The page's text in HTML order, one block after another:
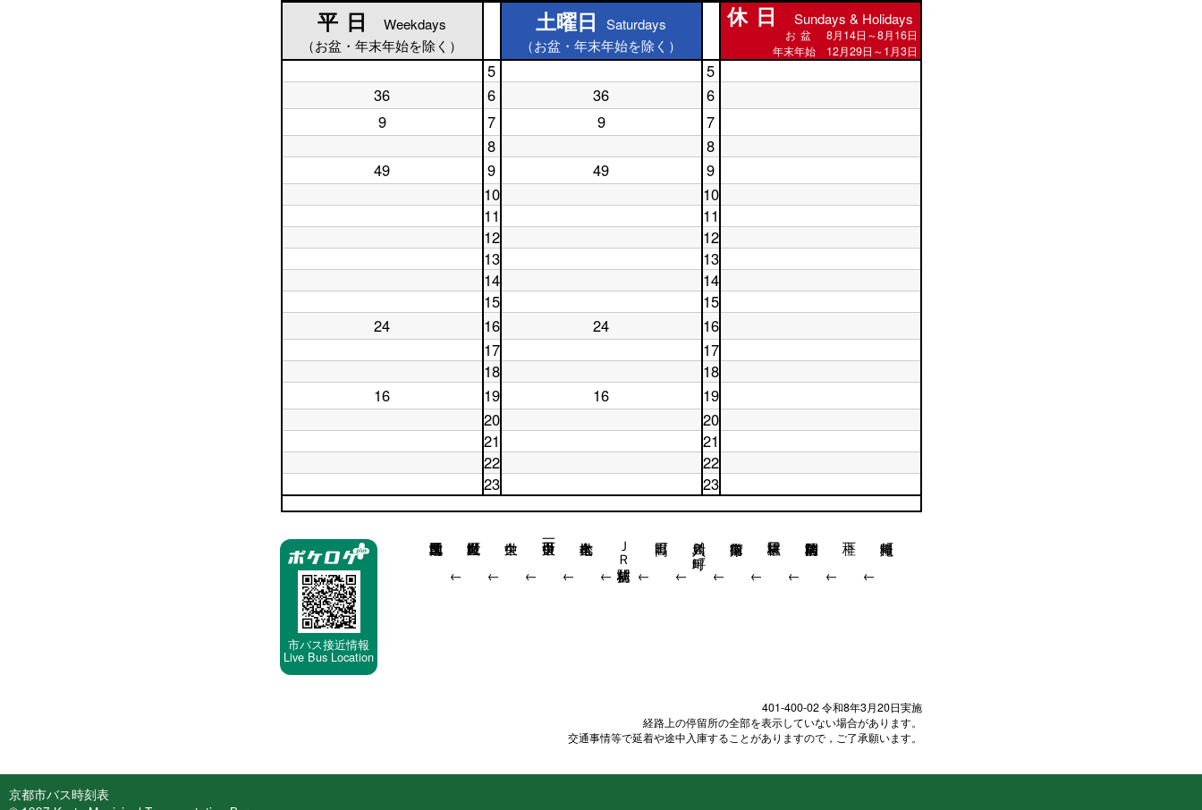
平日
Weekdays
（お盆・年末年始を除く）
土曜日土曜日
Saturdays
（お盆・年末年始を除く）
休日
休日 Sundays & Holidays
お盆
8月14日～8月16日
年末年始 12月29日～1月3日
平
5
5
土
日
台
5
休
5
日
台
36 6
曜
時
36 6
休
6
時
日
7
台
9 7
曜
日
時
9 7
休
時
平
8
時
8
土
日
8
台
8
休
8
時
日
9
台
49 9
曜
日
時
台
49 9
休
時
平
日
時
台
10
土
曜
10
時
10
休
日
時
台
平
日
時
台
11
土
曜
11
時
11
休
日
時
台
平
日
時
台
12
土
曜
12
時
12
休
日
時
台
平
日
時
13
土
曜
13
台
13
休
日
時
平
日
時
14
土
曜
14
台
14
休
日
時
平
15
時
15
土
日
15
台
15
休
15
時
日
16
台
24 16
曜
日
時
24 16
休
時
平
日
時
17
土
曜
17
台
17
休
日
時
平
18
時
18
土
日
18
台
18
休
18
時
日
19
台
16 19
曜
日
時
台
16 19
休
時
平
日
時
台
20
土
曜
20
時
台
20
休
日
時
台
平
日
時
台
21
土
曜
21
時
21
休
日
時
台
平
日
22
台
22
土
曜
日
台
22
休
日
22
平
日
時
台
23
土
曜
23
時
23
休
日
時
台
市バス接近情報
Live Bus Location
↓
↓
↓
↓
↓
川島六ノ坪町
↓
↓
ＪＲ桂川駅前
↓
↓
↓
↓
↓
401-400-02令和8年3月20日実施
経路上の停留所の全部を表示していない場合があります。
交通事情等で延着や途中入庫することがありますので，ご了承願います。
京都市バス時刻表